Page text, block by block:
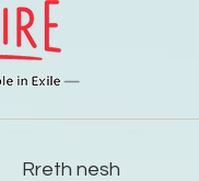
Rreth nesh